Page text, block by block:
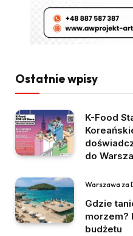
Ostatnie wpisy
K-Food
do
Warszawa za
Gdzie
morzem?
budżetu